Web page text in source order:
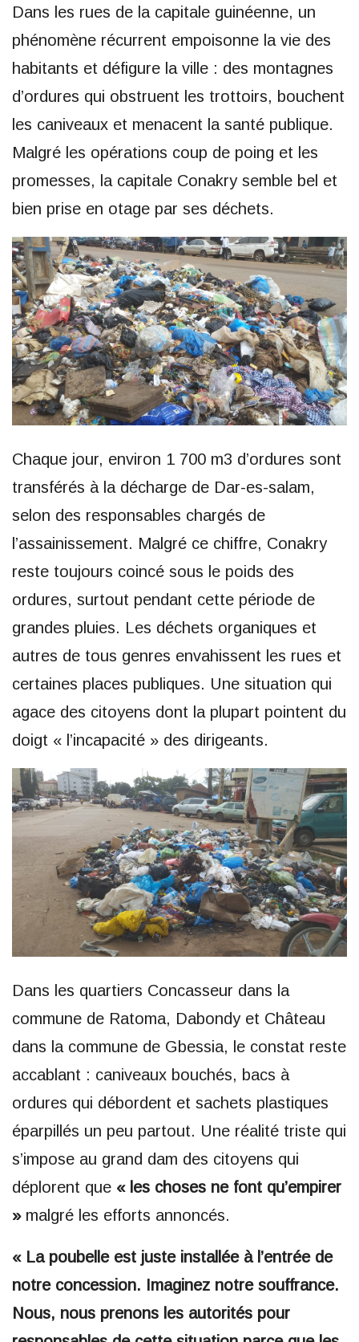
Dans les rues de la capitale guinéenne, un
phénomène récurrent empoisonne la vie des
habitants et défigure la ville : des montagnes
d’ordures qui obstruent les trottoirs, bouchent
les caniveaux et menacent la santé publique.
Malgré les opérations coup de poing et les
promesses, la capitale Conakry semble bel et
bien prise en otage par ses déchets.
Chaque jour, environ 1 700 m3 d’ordures sont
transférés à la décharge de Dar-es-salam,
selon des responsables chargés de
l’assainissement. Malgré ce chiffre, Conakry
reste toujours coincé sous le poids des
ordures, surtout pendant cette période de
grandes pluies. Les déchets organiques et
autres de tous genres envahissent les rues et
certaines places publiques. Une situation qui
agace des citoyens dont la plupart pointent du
doigt « l’incapacité » des dirigeants.
Dans les quartiers Concasseur dans la
commune de Ratoma, Dabondy et Château
dans la commune de Gbessia, le constat reste
accablant : caniveaux bouchés, bacs à
ordures qui débordent et sachets plastiques
éparpillés un peu partout. Une réalité triste qui
s’impose au grand dam des citoyens qui
déplorent que « les choses ne font qu’empirer
»malgré les efforts annoncés.
« La poubelle est juste installée à l’entrée de
notre concession. Imaginez notre souffrance.
Nous, nous prenons les autorités pour